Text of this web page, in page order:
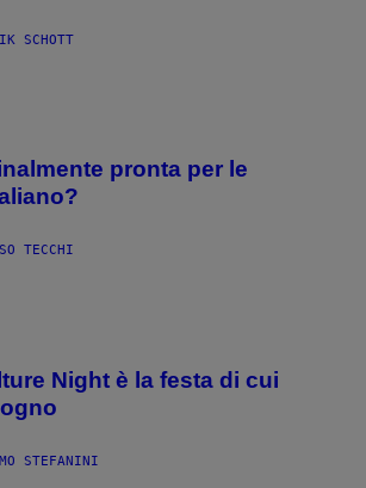
SCHOTT
pronta per le
TECCHI
Night è la festa di cui
STEFANINI